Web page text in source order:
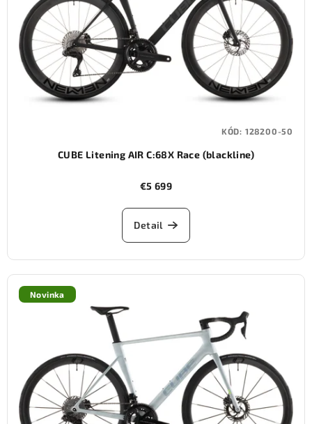
CUBE Litening AIR C:68X Race (blackline)
€5 699
Detail
KÓD: 128200-50
Novinka